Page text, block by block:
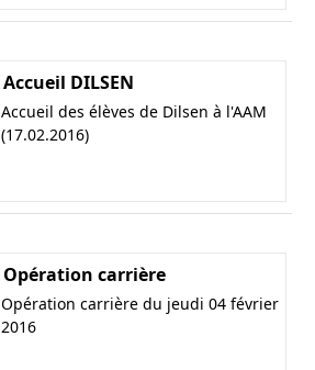
Accueil DILSEN
Accueil des élèves de Dilsen à l'AAM
(17.02.2016)
Opération carrière
Opération carrière du jeudi 04 février
2016